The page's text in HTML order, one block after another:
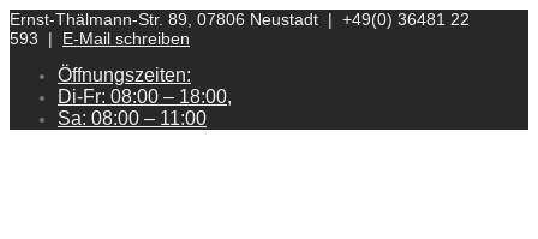
Ernst-Thälmann-Str. 89, 07806 Neustadt | +49(0) 36481 22
593 | E-Mail schreiben
Öffnungszeiten:
Di-Fr: 08:00 – 18:00,
Sa: 08:00 – 11:00